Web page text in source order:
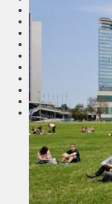
Висагинас
Регионы
Соседи
Транспорт
Выбор читателей
Калейдоскоп
Армия
Сейм Литвы
Культура
Больше
Туризм
ЛК
Сеньорам
Образование
Экология